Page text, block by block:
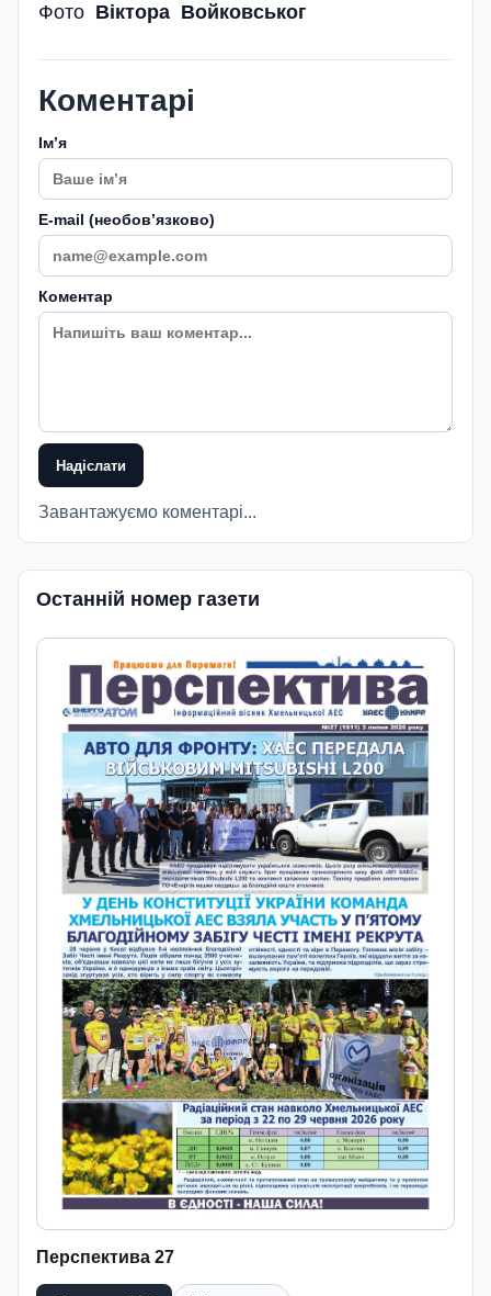
Фото Віктора Войковськог
Коментарі
Імʼя
E-mail (необовʼязково)
Коментар
Надіслати
Завантажуємо коментарі...
Останній номер газети
Перспектива 27